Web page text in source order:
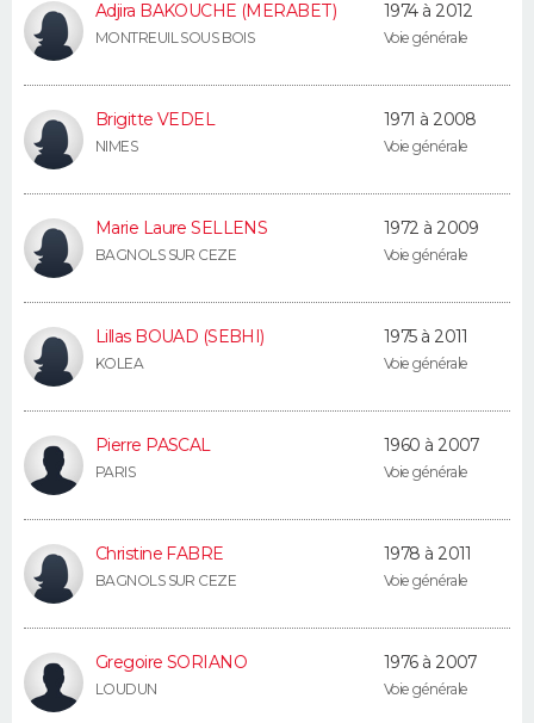
FORUM
Bricolage
Lifestyle
Culture
Sport
Auto
Television
Voyage
Cinema
Adjira BAKOUCHE (MERABET)
MONTREUIL SOUS BOIS
1974 à 2012
Voie générale
Brigitte VEDEL
NIMES
1971 à 2008
Voie générale
Marie Laure SELLENS
BAGNOLS SUR CEZE
1972 à 2009
Voie générale
Lillas BOUAD (SEBHI)
KOLEA
1975 à 2011
Voie générale
Pierre PASCAL
PARIS
1960 à 2007
Voie générale
Christine FABRE
BAGNOLS SUR CEZE
1978 à 2011
Voie générale
Gregoire SORIANO
LOUDUN
1976 à 2007
Voie générale